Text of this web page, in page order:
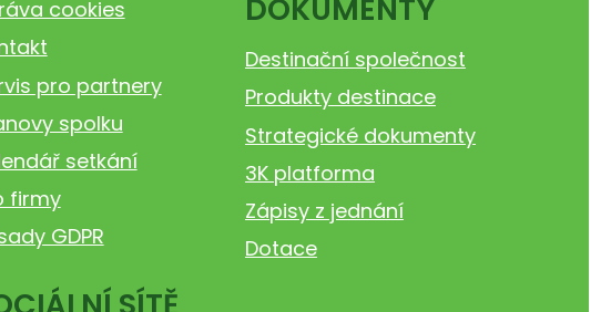
cookies
pro partnery
spolku
setkání
firmy
GDPR
DOKUMENTY
Destinační společnost
Produkty destinace
Strategické dokumenty
3K platforma
Zápisy z jednání
Dotace